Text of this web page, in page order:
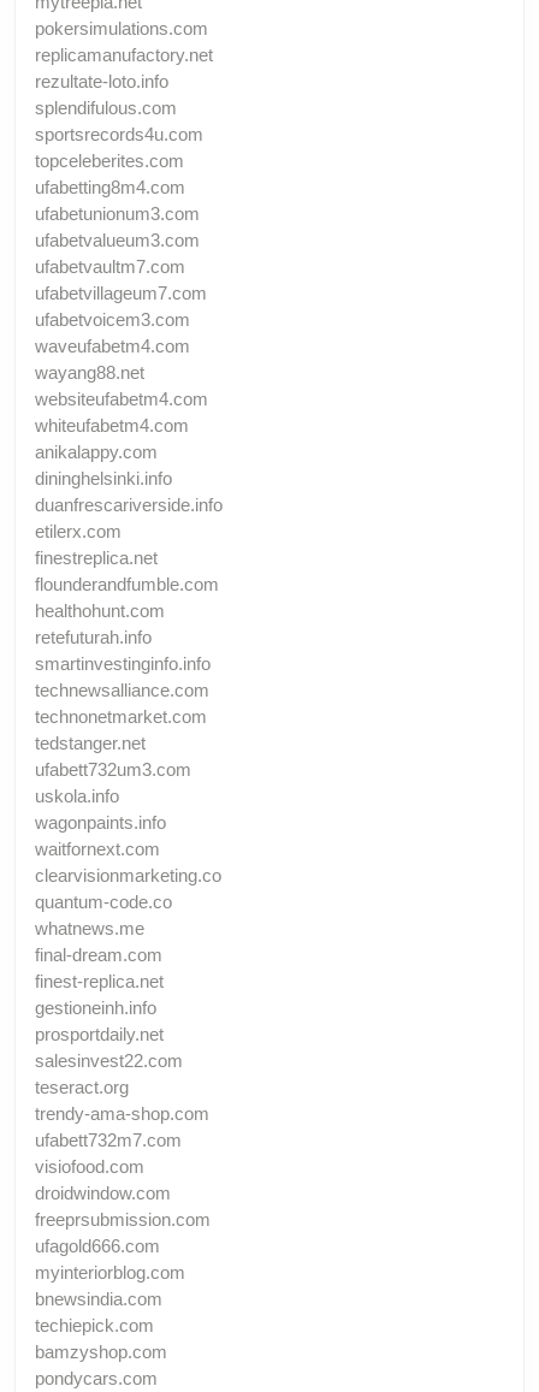
pokersimulations.com
replicamanufactory.net
rezultate-loto.info
splendifulous.com
sportsrecords4u.com
topceleberites.com
ufabetting8m4.com
ufabetunionum3.com
ufabetvalueum3.com
ufabetvaultm7.com
ufabetvillageum7.com
ufabetvoicem3.com
waveufabetm4.com
wayang88.net
websiteufabetm4.com
whiteufabetm4.com
anikalappy.com
dininghelsinki.info
duanfrescariverside.info
etilerx.com
finestreplica.net
flounderandfumble.com
healthohunt.com
retefuturah.info
smartinvestinginfo.info
technewsalliance.com
technonetmarket.com
tedstanger.net
ufabett732um3.com
uskola.info
wagonpaints.info
waitfornext.com
clearvisionmarketing.co
quantum-code.co
whatnews.me
final-dream.com
finest-replica.net
gestioneinh.info
prosportdaily.net
salesinvest22.com
teseract.org
trendy-ama-shop.com
ufabett732m7.com
visiofood.com
droidwindow.com
freeprsubmission.com
ufagold666.com
myinteriorblog.com
bnewsindia.com
techiepick.com
bamzyshop.com
pondycars.com